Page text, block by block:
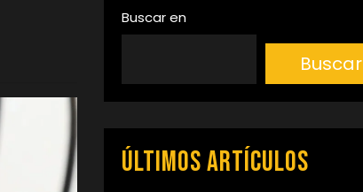
Buscar en
Buscar
Últimos artículos